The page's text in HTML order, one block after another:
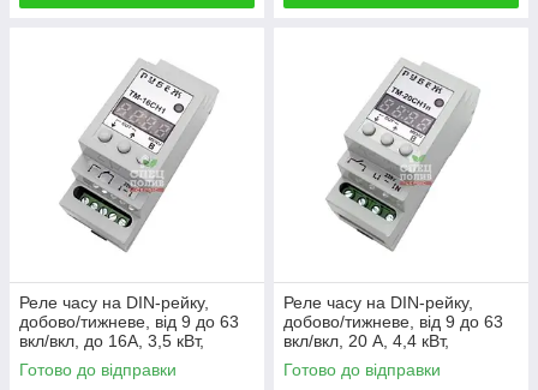
Реле часу на DIN-рейку,
добово/тижневе, від 9 до 63
вкл/вкл, до 16А, 3,5 кВт,
"RUBEZH" ТМ-16СН1,
таймер
Готово до відправки
Реле часу на DIN-рейку,
добово/тижневе, від 9 до 63
вкл/вкл, 20 А, 4,4 кВт,
"RUBEZH" ТМ-20СН1п,
таймер
Готово до відправки